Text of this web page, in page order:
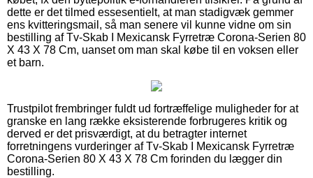
dette er det tilmed essesentielt, at man stadigvæk gemmer
ens kvitteringsmail, så man senere vil kunne vidne om sin
bestilling af Tv-Skab I Mexicansk Fyrretræ Corona-Serien 80
X 43 X 78 Cm, uanset om man skal købe til en voksen eller
et barn.
Trustpilot frembringer fuldt ud fortræffelige muligheder for at
granske en lang række eksisterende forbrugeres kritik og
derved er det prisværdigt, at du betragter internet
forretningens vurderinger af Tv-Skab I Mexicansk Fyrretræ
Corona-Serien 80 X 43 X 78 Cm forinden du lægger din
bestilling.